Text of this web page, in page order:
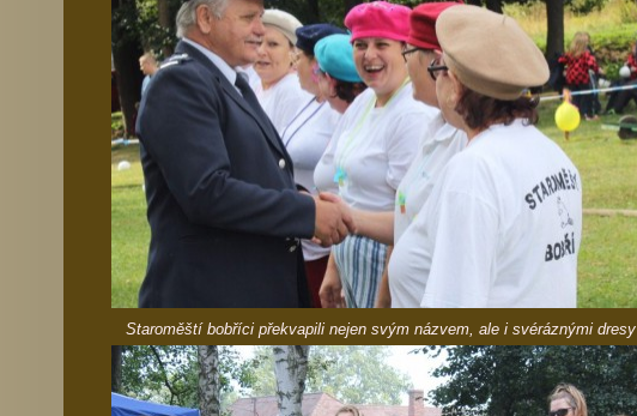
Staroměští bobříci překvapili nejen svým názvem, ale i svéráznými dresy